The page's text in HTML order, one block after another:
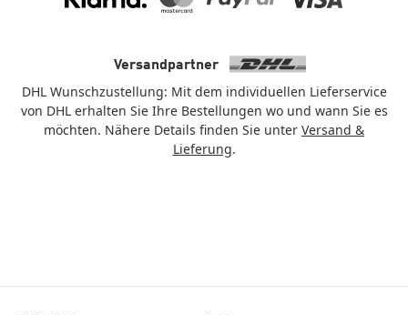
Klarna MastercardPayPal Visa
Versandpartner
DHL Wunschzustellung: Mit dem individuellen Lieferservice
von DHL erhalten Sie Ihre Bestellungen wo und wann Sie es
möchten. Nähere Details finden Sie unter Versand &
Lieferung.